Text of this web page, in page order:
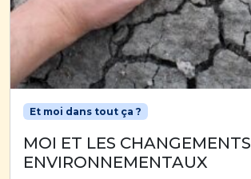
Et moi dans tout ça ?
MOI ET LES CHANGEMENTS
ENVIRONNEMENTAUX